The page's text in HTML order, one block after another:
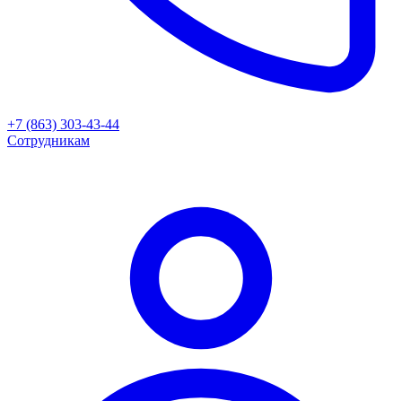
+7 (863) 303-43-44
Сотрудникам